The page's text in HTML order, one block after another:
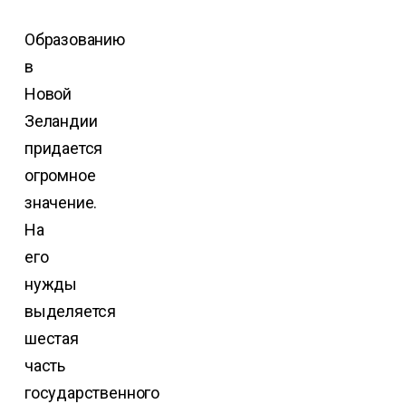
Образованию
в
Новой
Зеландии
придается
огромное
значение.
На
его
нужды
выделяется
шестая
часть
государственного